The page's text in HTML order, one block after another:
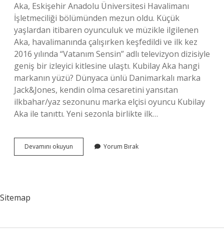
Aka, Eskişehir Anadolu Üniversitesi Havalimanı
İşletmeciliği bölümünden mezun oldu. Küçük
yaşlardan itibaren oyunculuk ve müzikle ilgilenen
Aka, havalimanında çalışırken keşfedildi ve ilk kez
2016 yılında “Vatanım Sensin” adlı televizyon dizisiyle
geniş bir izleyici kitlesine ulaştı. Kubilay Aka hangi
markanın yüzü? Dünyaca ünlü Danimarkalı marka
Jack&Jones, kendin olma cesaretini yansıtan
ilkbahar/yaz sezonunu marka elçisi oyuncu Kubilay
Aka ile tanıttı. Yeni sezonla birlikte ilk…
Devamını okuyun
Aka
Yorum Bırak
Sitemap